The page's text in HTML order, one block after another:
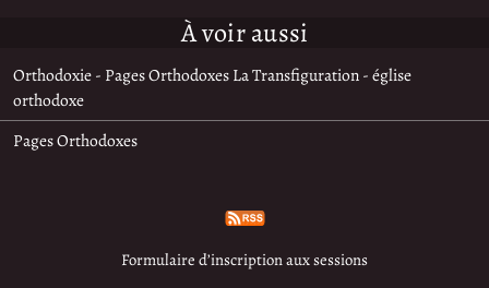
À voir aussi
Orthodoxie - Pages Orthodoxes La Transfiguration - église
orthodoxe
Pages Orthodoxes
Formulaire d’inscription aux sessions